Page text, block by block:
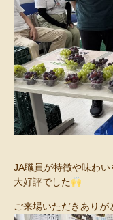
JA職員が特徴や味わ
大好評でした
ご来場いただきありが